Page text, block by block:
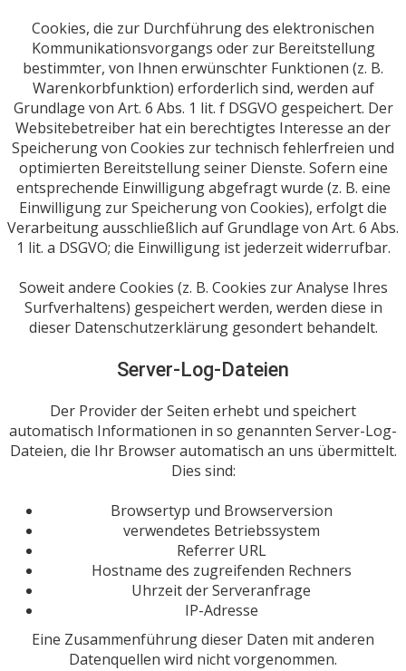
Cookies, die zur Durchführung des elektronischen
Kommunikationsvorgangs oder zur Bereitstellung
bestimmter, von Ihnen erwünschter Funktionen (z. B.
Warenkorbfunktion) erforderlich sind, werden auf
Grundlage von Art. 6 Abs. 1 lit. f DSGVO gespeichert. Der
Websitebetreiber hat ein berechtigtes Interesse an der
Speicherung von Cookies zur technisch fehlerfreien und
optimierten Bereitstellung seiner Dienste. Sofern eine
entsprechende Einwilligung abgefragt wurde (z. B. eine
Einwilligung zur Speicherung von Cookies), erfolgt die
Verarbeitung ausschließlich auf Grundlage von Art. 6 Abs.
1 lit. a DSGVO; die Einwilligung ist jederzeit widerrufbar.
Soweit andere Cookies (z. B. Cookies zur Analyse Ihres
Surfverhaltens) gespeichert werden, werden diese in
dieser Datenschutzerklärung gesondert behandelt.
Server-Log-Dateien
Der Provider der Seiten erhebt und speichert
automatisch Informationen in so genannten Server-Log-
Dateien, die Ihr Browser automatisch an uns übermittelt.
Dies sind:
Browsertyp und Browserversion
verwendetes Betriebssystem
Referrer URL
Hostname des zugreifenden Rechners
Uhrzeit der Serveranfrage
IP-Adresse
Eine Zusammenführung dieser Daten mit anderen
Datenquellen wird nicht vorgenommen.